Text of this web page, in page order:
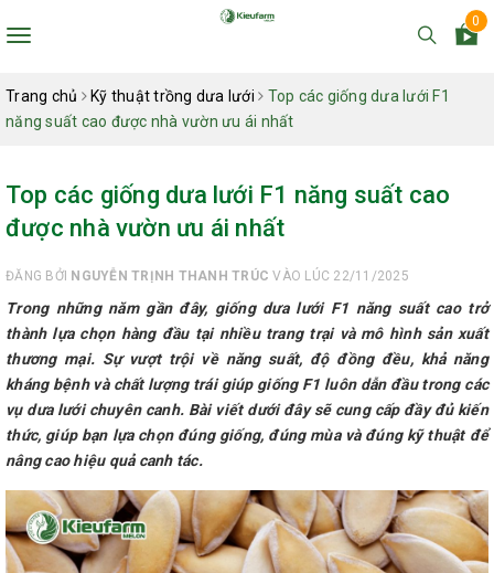
Toggle
0
Trang chủ Kỹ thuật trồng dưa lưới
Top các giống dưa lưới F1
năng suất cao được nhà vườn ưu ái nhất
Top các giống dưa lưới F1 năng suất cao
được nhà vườn ưu ái nhất
ĐĂNG BỞI NGUYỄN TRỊNH THANH TRÚC VÀO LÚC 22/11/2025
Trong những năm gần đây, giống dưa lưới F1 năng suất cao trở
thành lựa chọn hàng đầu tại nhiều trang trại và mô hình sản xuất
thương mại. Sự vượt trội về năng suất, độ đồng đều, khả năng
kháng bệnh và chất lượng trái giúp giống F1 luôn dẫn đầu trong các
vụ dưa lưới chuyên canh. Bài viết dưới đây sẽ cung cấp đầy đủ kiến
thức, giúp bạn lựa chọn đúng giống, đúng mùa và đúng kỹ thuật để
nâng cao hiệu quả canh tác.